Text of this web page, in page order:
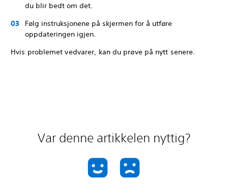
du blir bedt om det.
Følg instruksjonene på skjermen for å utføre
oppdateringen igjen.
Hvis problemet vedvarer, kan du prøve på nytt senere.
Var denne artikkelen nyttig?